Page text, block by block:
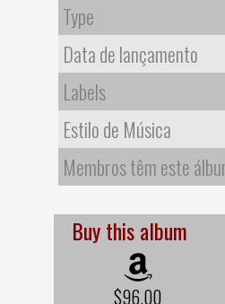
Type
Data de lançamento
Labels
Estilo de Música
Membros têm este
Buy this album
$96.00